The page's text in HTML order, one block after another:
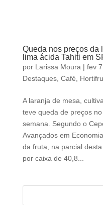
Queda nos preços da
lima ácida Tahiti em
por Larissa Moura | fev
Destaques, Café
A laranja de mesa,
teve queda de preços
semana. Segundo o
Avançados em
da fruta, na parcial
por caixa de 40,8...